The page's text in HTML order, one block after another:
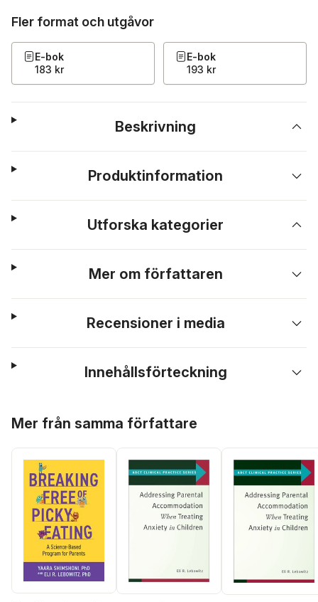
Fler format och utgåvor
E-bok
183 kr
E-bok
193 kr
Beskrivning
Produktinformation
Utforska kategorier
Mer om författaren
Recensioner i media
Innehållsförteckning
Mer från samma författare